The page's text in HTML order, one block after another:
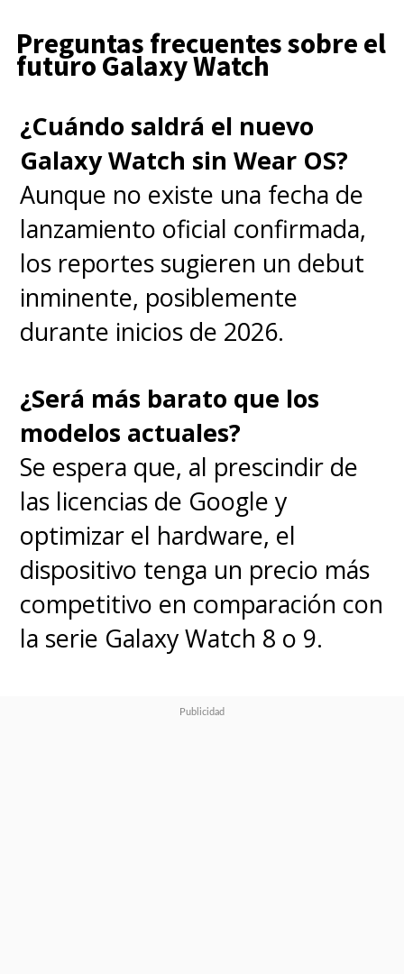
Preguntas frecuentes sobre el
futuro Galaxy Watch
¿Cuándo saldrá el nuevo
Galaxy Watch sin Wear OS?
Aunque no existe una fecha de
lanzamiento oficial confirmada,
los reportes sugieren un debut
inminente, posiblemente
durante inicios de 2026.
¿Será más barato que los
modelos actuales?
Se espera que, al prescindir de
las licencias de Google y
optimizar el hardware, el
dispositivo tenga un precio más
competitivo en comparación con
la serie Galaxy Watch 8 o 9.